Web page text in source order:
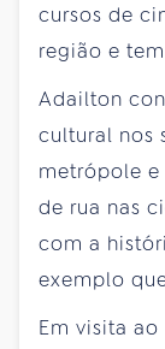
cursos de
região e
Adailton
cultural nos
metrópole
de rua nas
com a
exemplo
Em visita